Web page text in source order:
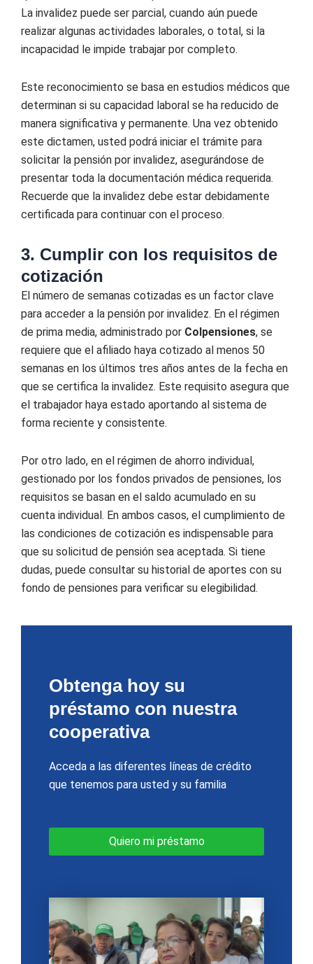
La invalidez puede ser parcial, cuando aún puede
realizar algunas actividades laborales, o total, si la
incapacidad le impide trabajar por completo.
Este reconocimiento se basa en estudios médicos que
determinan si su capacidad laboral se ha reducido de
manera significativa y permanente. Una vez obtenido
este dictamen, usted podrá iniciar el trámite para
solicitar la pensión por invalidez, asegurándose de
presentar toda la documentación médica requerida.
Recuerde que la invalidez debe estar debidamente
certificada para continuar con el proceso.
3. Cumplir con los requisitos de
cotización
El número de semanas cotizadas es un factor clave
para acceder a la pensión por invalidez. En el régimen
de prima media, administrado por Colpensiones, se
requiere que el afiliado haya cotizado al menos 50
semanas en los últimos tres años antes de la fecha en
que se certifica la invalidez. Este requisito asegura que
el trabajador haya estado aportando al sistema de
forma reciente y consistente.
Por otro lado, en el régimen de ahorro individual,
gestionado por los fondos privados de pensiones, los
requisitos se basan en el saldo acumulado en su
cuenta individual. En ambos casos, el cumplimiento de
las condiciones de cotización es indispensable para
que su solicitud de pensión sea aceptada. Si tiene
dudas, puede consultar su historial de aportes con su
fondo de pensiones para verificar su elegibilidad.
Obtenga hoy su
préstamo con nuestra
cooperativa
Acceda a las diferentes líneas de crédito
que tenemos para usted y su familia
Quiero mi préstamo